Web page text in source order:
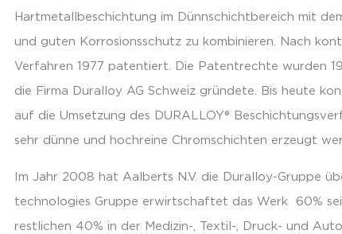
Hartmetallbeschichtung im Dünnschichtbereich mit
und guten Korrosionsschutz zu kombinieren. Nach
Verfahren 1977 patentiert. Die Patentrechte wurden
die Firma Duralloy AG Schweiz gründete. Bis heute
auf die Umsetzung des DURALLOY®
sehr dünne und hochreine Chromschichten erzeugt
Im Jahr 2008 hat Aalberts N.V. die Duralloy-Gruppe
technologies Gruppe erwirtschaftet das Werk 60%
restlichen 40% in der Medizin-, Textil-, Druck- und